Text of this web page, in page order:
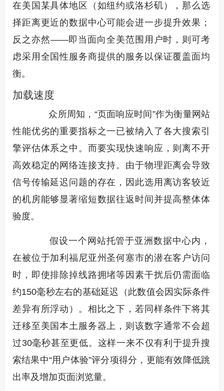
在美国某具体地区（如纽约或洛杉矶），那么选
择距离更近的数据中心可能会进一步提升效果；
反之亦然——即当面向全美范围用户时，则可考
虑采用全国性服务商提供的服务以保证覆盖面均
衡。
加载速度
众所周知，“页面响应时间”作为衡量网站
性能优劣的重要指标之一已被纳入了各大搜索引
擎评估体系之中。而要实现快速响应，则离不开
高效稳定的网络连接支持。由于物理距离会导致
信号传输延迟问题的存在，因此选用离访客较近
的机房能够显著缩短数据往返时间并提高整体体
验度。
假设一个网站托管于亚洲数据中心内，
在被位于加利福尼亚州圣何塞市的潜在客户访问
时，即使排除掉线路拥堵等因素干扰后仍需面临
约150毫秒左右的基础延迟（此数值会因实际条件
差异有所浮动）。相比之下，若同样条件下将其
迁移至美国本土服务器上，则该数字通常不会超
过30毫秒甚至更低。这样一来不仅有利于提升搜
索结果中“用户体验”评分项得分，更能有效降低跳
出率及增加页面浏览量。